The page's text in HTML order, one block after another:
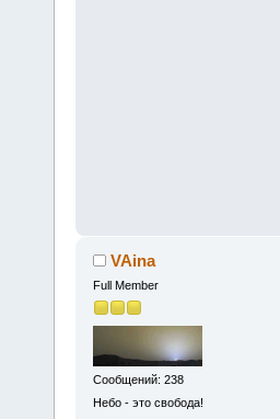
VAina
Full Member
Сообщений: 238
Небо - это свобода!